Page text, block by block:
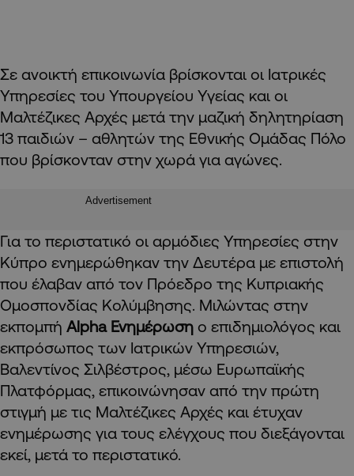
Σε ανοικτή επικοινωνία βρίσκονται οι Ιατρικές
Υπηρεσίες του Υπουργείου Υγείας και οι
Μαλτέζικες Αρχές μετά την μαζική δηλητηρίαση
13 παιδιών – αθλητών της Εθνικής Ομάδας Πόλο
που βρίσκονταν στην χωρά για αγώνες.
Advertisement
Για το περιστατικό οι αρμόδιες Υπηρεσίες στην
Κύπρο ενημερώθηκαν την Δευτέρα με επιστολή
που έλαβαν από τον Πρόεδρο της Κυπριακής
Ομοσπονδίας Κολύμβησης. Μιλώντας στην
εκπομπή Alpha Ενημέρωση ο επιδημιολόγος και
εκπρόσωπος των Ιατρικών Υπηρεσιών,
Βαλεντίνος Σιλβέστρος, μέσω Ευρωπαϊκής
Πλατφόρμας, επικοινώνησαν από την πρώτη
στιγμή με τις Μαλτέζικες Αρχές και έτυχαν
ενημέρωσης για τους ελέγχους που διεξάγονται
εκεί, μετά το περιστατικό.